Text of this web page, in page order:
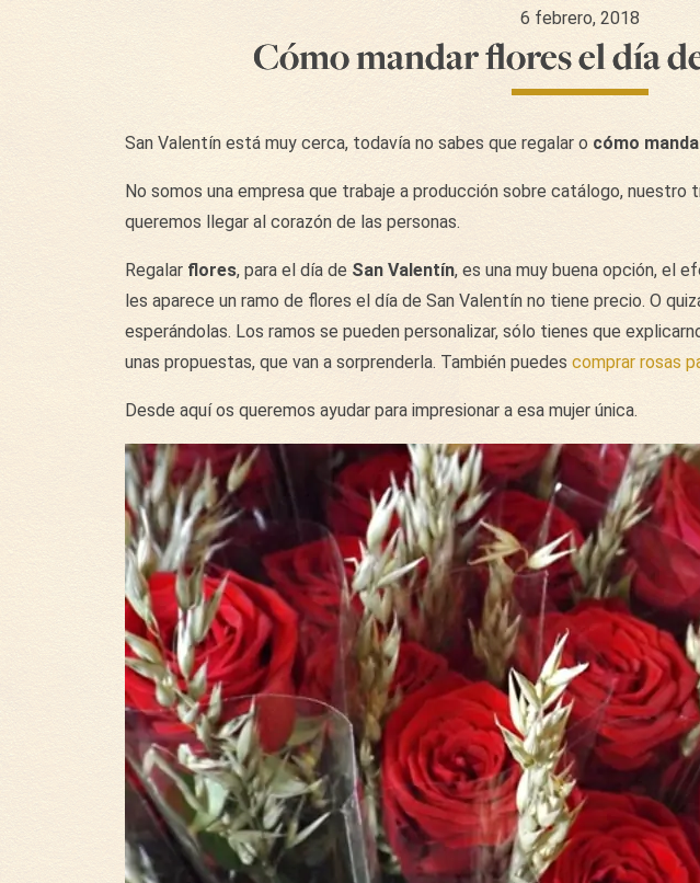
6 febrero, 2018
Cómo mandar flores el día
San Valentín está muy cerca, todavía no sabes que regalar o cómo
No somos una empresa que trabaje a producción sobre catálogo, nuestro
queremos llegar al corazón de las personas.
Regalar flores, para el día de San Valentín, es una muy buena opción, el
les aparece un ramo de flores el día de San Valentín no tiene precio. O
esperándolas. Los ramos se pueden personalizar, sólo tienes que
unas propuestas, que van a sorprenderla. También puedes comprar rosas
Desde aquí os queremos ayudar para impresionar a esa mujer única.